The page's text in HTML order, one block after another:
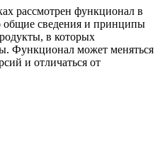
рассмотрен функционал в
общие сведения и принципы
в которых
Функционал может меняться
и отличаться от